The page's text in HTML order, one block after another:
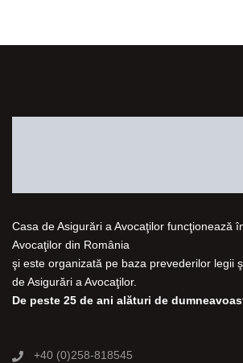
Casa de Asigurări a Avocaţilor funcţionează
Avocaţilor din România
şi este organizată pe baza prevederilor legii
de Asigurări a Avocaţilor.
De peste 25 de ani alături de
+40 (0)258-818545